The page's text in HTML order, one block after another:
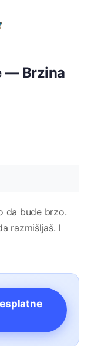
— Brzina
da bude brzo.
razmišljaš. I